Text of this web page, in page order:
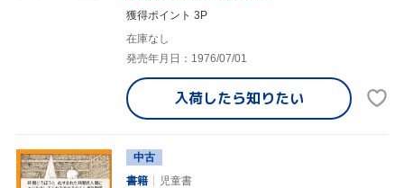
獲得ポイント 3P
在庫なし
発売年月日：1976/07/01
入荷したら知りたい
中古
書籍
児童書